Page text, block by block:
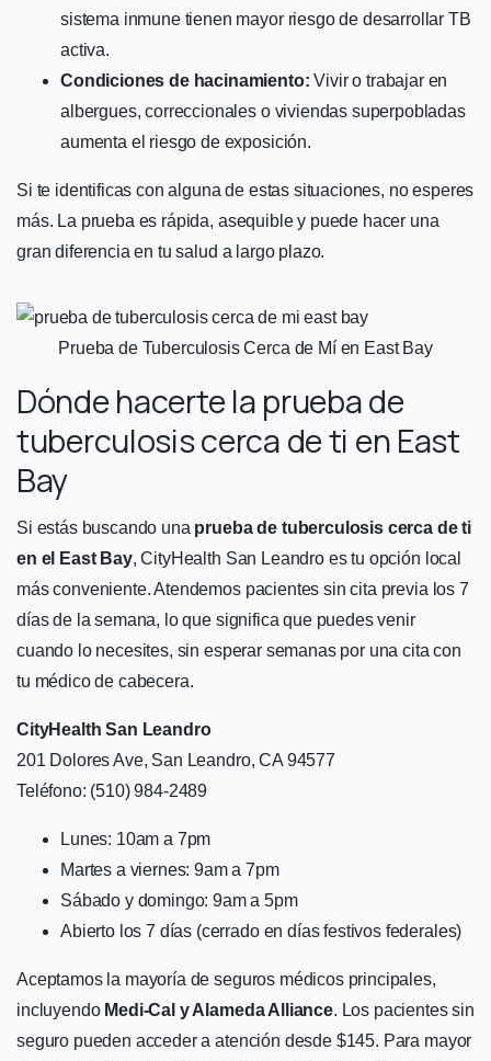
sistema inmune tienen mayor riesgo de desarrollar TB
activa.
Condiciones de hacinamiento: Vivir o trabajar en
albergues, correccionales o viviendas superpobladas
aumenta el riesgo de exposición.
Si te identificas con alguna de estas situaciones, no esperes
más. La prueba es rápida, asequible y puede hacer una
gran diferencia en tu salud a largo plazo.
Prueba de Tuberculosis Cerca de Mí en East Bay
Dónde hacerte la prueba de
tuberculosis cerca de ti en East
Bay
Si estás buscando una prueba de tuberculosis cerca de ti
en el East Bay, CityHealth San Leandro es tu opción local
más conveniente. Atendemos pacientes sin cita previa los 7
días de la semana, lo que significa que puedes venir
cuando lo necesites, sin esperar semanas por una cita con
tu médico de cabecera.
CityHealth San Leandro
201 Dolores Ave, San Leandro, CA 94577
Teléfono: (510) 984-2489
Lunes: 10am a 7pm
Martes a viernes: 9am a 7pm
Sábado y domingo: 9am a 5pm
Abierto los 7 días (cerrado en días festivos federales)
Aceptamos la mayoría de seguros médicos principales,
incluyendo Medi-Cal y Alameda Alliance. Los pacientes sin
seguro pueden acceder a atención desde $145. Para mayor